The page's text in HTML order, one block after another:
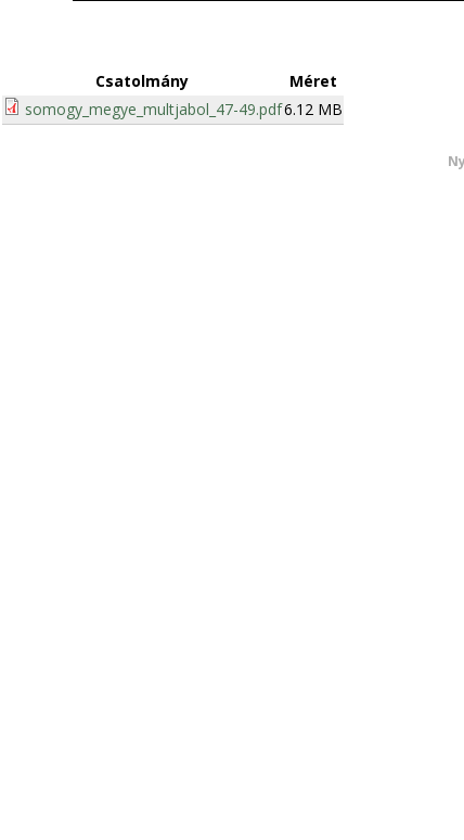
Csatolmány
Méret
somogy_megye_multjabol_47-49.pdf6.12 MB